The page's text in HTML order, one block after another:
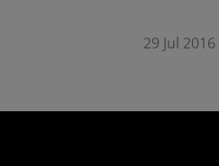
29 Jul 2016